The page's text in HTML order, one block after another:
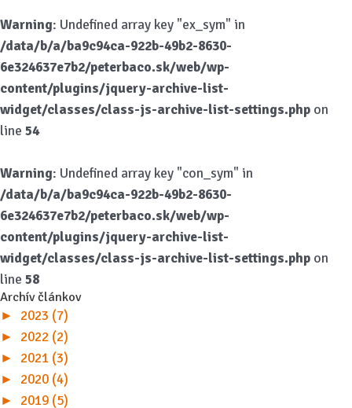
Warning: Undefined array key "ex_sym" in
/data/b/a/ba9c94ca-922b-49b2-8630-
6e324637e7b2/peterbaco.sk/web/wp-
content/plugins/jquery-archive-list-
widget/classes/class-js-archive-list-settings.php on
line 54
Warning: Undefined array key "con_sym" in
/data/b/a/ba9c94ca-922b-49b2-8630-
6e324637e7b2/peterbaco.sk/web/wp-
content/plugins/jquery-archive-list-
widget/classes/class-js-archive-list-settings.php on
line 58
Archív článkov
►
2023 (7)
►
2022 (2)
►
2021 (3)
►
2020 (4)
►
2019 (5)